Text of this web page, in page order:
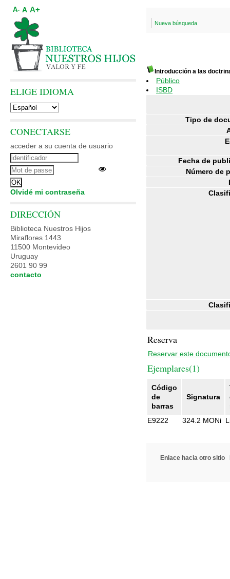
Nueva búsqueda
Introducción a las
Público
ISBD
Tipo de
Fecha de
Número de
Reserva
Reservar este
Ejemplares(1)
Código
de
barras
Signatura
E9222
324.2 MONi
Enlace hacia otro sitio
A- A A+
ELIGE IDIOMA
CONECTARSE
acceder a su cuenta de usuario
Olvidé mi contraseña
DIRECCIÓN
Biblioteca Nuestros Hijos
Miraflores 1443
11500 Montevideo
Uruguay
2601 90 99
contacto